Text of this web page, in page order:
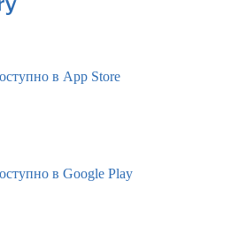
в App Store
в Google Play